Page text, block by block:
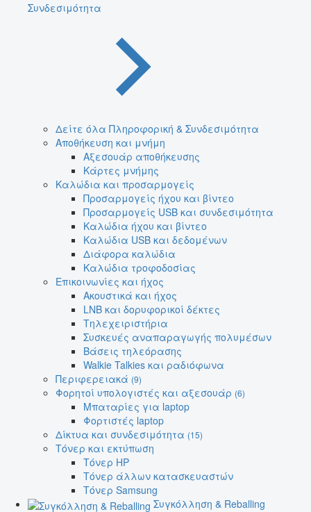
Συνδεσιμότητα
Δείτε όλα Πληροφορική & Συνδεσιμότητα
Αποθήκευση και μνήμη
Αξεσουάρ αποθήκευσης
Κάρτες μνήμης
Καλώδια και προσαρμογείς
Προσαρμογείς ήχου και βίντεο
Προσαρμογείς USB και συνδεσιμότητα
Καλώδια ήχου και βίντεο
Καλώδια USB και δεδομένων
Διάφορα καλώδια
Καλώδια τροφοδοσίας
Επικοινωνίες και ήχος
Ακουστικά και ήχος
LNB και δορυφορικοί δέκτες
Τηλεχειριστήρια
Συσκευές αναπαραγωγής πολυμέσων
Βάσεις τηλεόρασης
Walkie Talkies και ραδιόφωνα
Περιφερειακά (9)
Φορητοί υπολογιστές και αξεσουάρ (6)
Μπαταρίες για laptop
Φορτιστές laptop
Δίκτυα και συνδεσιμότητα (15)
Τόνερ και εκτύπωση
Τόνερ HP
Τόνερ άλλων κατασκευαστών
Τόνερ Samsung
Συγκόλληση & Reballing